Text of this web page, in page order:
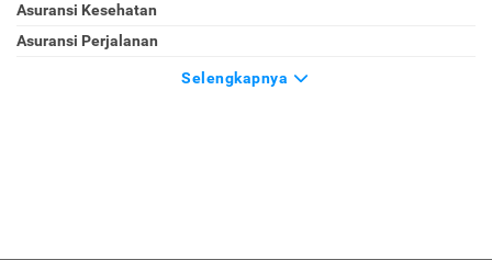
Asuransi Kesehatan
Asuransi Perjalanan
Selengkapnya